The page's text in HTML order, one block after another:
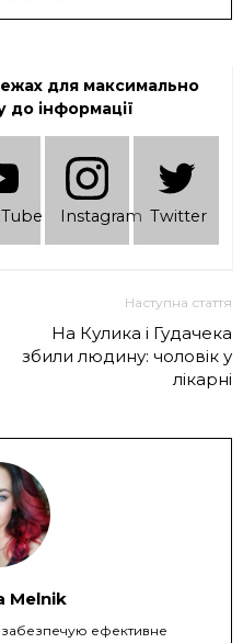
для максимально
інформації
Instagram Twitter
Наступна стаття
На Кулика і Гудачека
збили людину: чоловік у
лікарні
Melnik
ефективне